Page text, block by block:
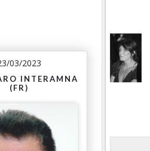
03/2023
INTERAMNA
(FR)